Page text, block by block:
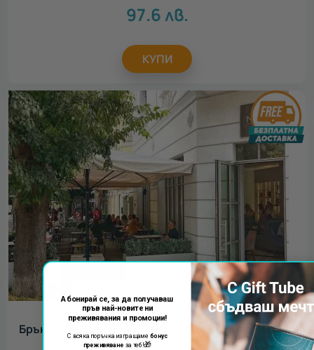
97.6лв.
КУПИ
Брънч за двама в сладкарница Nero - Варна
Абонирай се, за да получаваш
пръв най-новите ни
преживявания и промоции!
С всяка поръчка изпращаме бонус
преживяванеза теб!🎁